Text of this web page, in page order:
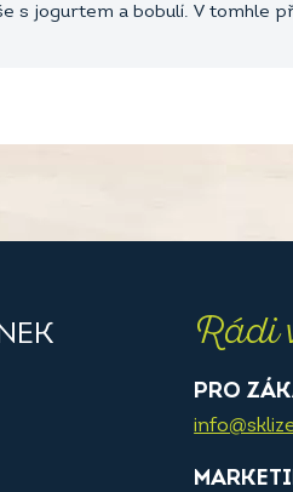
s jogurtem a bobulí. V tomhle
Rádi
PRO